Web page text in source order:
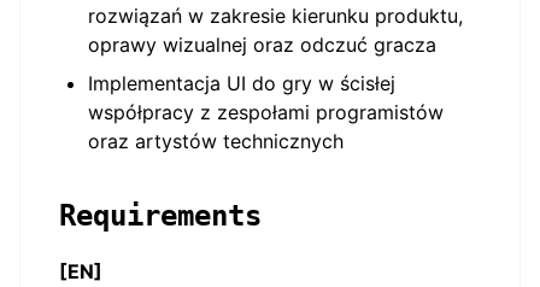
rozwiązań w zakresie kierunku produktu,
oprawy wizualnej oraz odczuć gracza
Implementacja UI do gry w ścisłej
współpracy z zespołami programistów
oraz artystów technicznych
Requirements
[EN]